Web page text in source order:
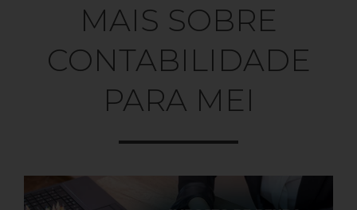
MAIS SOBRE
CONTABILIDADE
PARA MEI